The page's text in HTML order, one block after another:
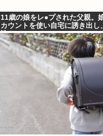
11歳の娘をレ●プされた父親。
カウントを使い自宅に誘き出し
誅！